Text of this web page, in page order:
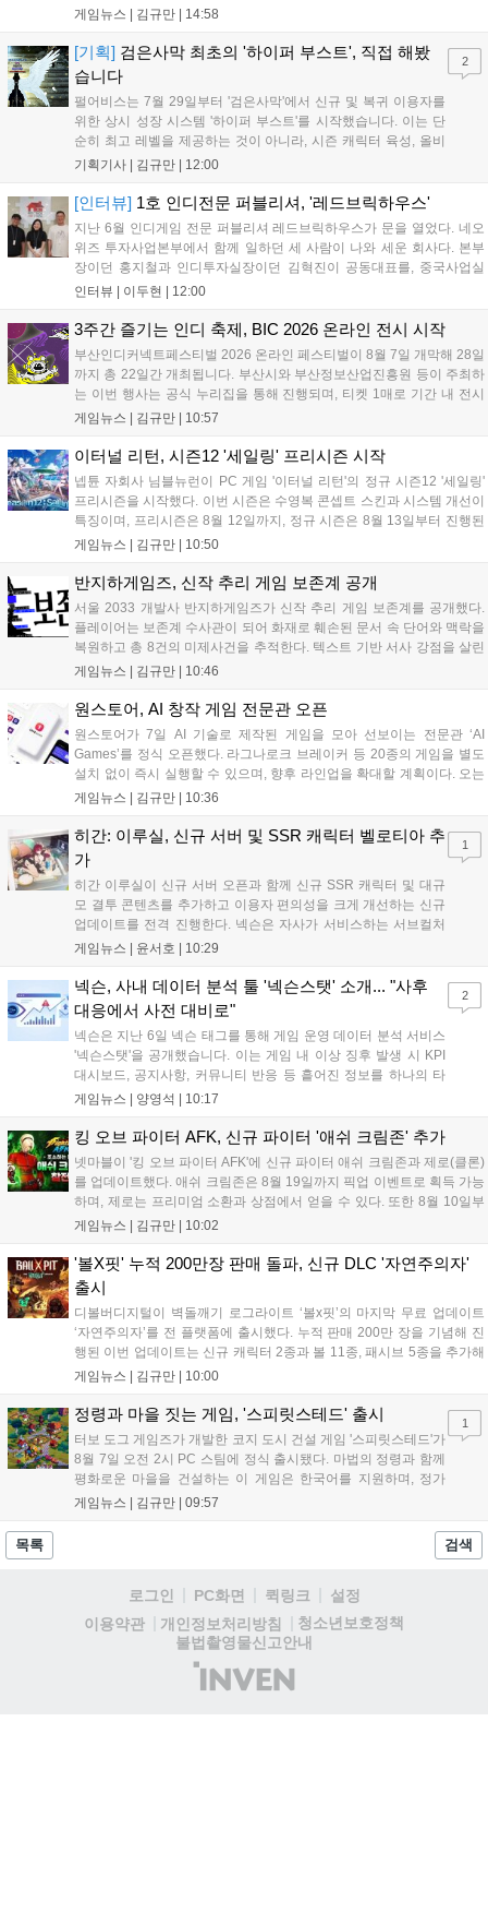
경성 배경의 신작 그날의 신문이 출시되며, 15일부터 17일까지는 국내
은 공식 페이지에서 확인 가능하다....
게임뉴스 | 김규만 | 14:58
[기획] 검은사막 최초의 '하이퍼 부스트', 직접 해봤
습니다
펄어비스는 7월 29일부터 '검은사막'에서 신규 및 복귀 이용자를
위한 상시 성장 시스템 '하이퍼 부스트'를 시작했습니다. 이는 단
순히 최고 레벨을 제공하는 것이 아니라, 시즌 캐릭터 육성, 올비
아 아카데미 수료, 아침의 나라 설화 진행 등 4단계 과정을 통해
용자는 과제를 완수하며 동(V) 투발라 장비와 검은별 무기, 카라
기획기사 | 김규만 | 12:00
2
[인터뷰] 1호 인디전문 퍼블리셔, '레드브릭하우스'
지난 6월 인디게임 전문 퍼블리셔 레드브릭하우스가 문을 열었다. 네오
위즈 투자사업본부에서 함께 일하던 세 사람이 나와 세운 회사다. 본부
장이던 홍지철과 인디투자실장이던 김혁진이 공동대표를, 중국사업실
장이던 이민정이 이사를 맡았다. 출범 한 달여 만에 위메이드맥스의 전
들어왔다. 서비스 중인...
인터뷰 | 이두현 | 12:00
3주간 즐기는 인디 축제, BIC 2026 온라인 전시 시작
부산인디커넥트페스티벌 2026 온라인 페스티벌이 8월 7일 개막해 28일
까지 총 22일간 개최됩니다. 부산시와 부산정보산업진흥원 등이 주최하
는 이번 행사는 공식 누리집을 통해 진행되며, 티켓 1매로 기간 내 전시
작을 제한 없이 체험할 수 있습니다. 일반 및 루키 부문 등 다양한 인디게
세계 누구나 참여 가능한 이번 행사는 역대 최대 규모로 열려 인디게임
게임뉴스 | 김규만 | 10:57
이터널 리턴, 시즌12 '세일링' 프리시즌 시작
넵튠 자회사 님블뉴런이 PC 게임 '이터널 리턴'의 정규 시즌12 '세일링'
프리시즌을 시작했다. 이번 시즌은 수영복 콘셉트 스킨과 시스템 개선이
특징이며, 프리시즌은 8월 12일까지, 정규 시즌은 8월 13일부터 진행된
다. 실험체 관찰일지 추가와 후반부 전략 강화를 위한 다중 크로노 스피
대를 모으고 있다....
게임뉴스 | 김규만 | 10:50
반지하게임즈, 신작 추리 게임 보존계 공개
서울 2033 개발사 반지하게임즈가 신작 추리 게임 보존계를 공개했다.
플레이어는 보존계 수사관이 되어 화재로 훼손된 문서 속 단어와 맥락을
복원하고 총 8건의 미제사건을 추적한다. 텍스트 기반 서사 강점을 살린
이번 게임은 정보 조합과 사건 재구성이 핵심이며, 현재 스팀 상점 페이
개발에 박차를 가하고 있다....
게임뉴스 | 김규만 | 10:46
원스토어, AI 창작 게임 전문관 오픈
원스토어가 7일 AI 기술로 제작된 게임을 모아 선보이는 전문관 ‘AI
Games’를 정식 오픈했다. 라그나로크 브레이커 등 20종의 게임을 별도
설치 없이 즉시 실행할 수 있으며, 향후 라인업을 확대할 계획이다. 오는
11일부터는 게임 실행 시 할인 쿠폰을 지급하는 오픈 기념 이벤트도 진
있는 환경을 조성해 창작자와 이용자 모두에게 새로운 경험을 제공할 것
으로 기대된다....
게임뉴스 | 김규만 | 10:36
히간: 이루실, 신규 서버 및 SSR 캐릭터 벨로티아 추
가
히간 이루실이 신규 서버 오픈과 함께 신규 SSR 캐릭터 및 대규
모 결투 콘텐츠를 추가하고 이용자 편의성을 크게 개선하는 신규
업데이트를 전격 진행한다. 넥슨은 자사가 서비스하는 서브컬처
게임 히간 이루실에 신규 서버 'world3'을 개설하고 신규 캐릭터
이번 업데이트를 통해 어둠 속 서큐버스...
게임뉴스 | 윤서호 | 10:29
1
넥슨, 사내 데이터 분석 툴 '넥슨스탯' 소개... "사후
대응에서 사전 대비로"
넥슨은 지난 6일 넥슨 태그를 통해 게임 운영 데이터 분석 서비스
'넥슨스탯'을 공개했습니다. 이는 게임 내 이상 징후 발생 시 KPI
대시보드, 공지사항, 커뮤니티 반응 등 흩어진 정보를 하나의 타
임라인에 연결해 원인을 빠르게 파악하도록 돕는 관제 허브입니
중심의 운영 방식을 사전 대비 체계로 전환하며 데이터 기반의 효
게임뉴스 | 양영석 | 10:17
2
킹 오브 파이터 AFK, 신규 파이터 '애쉬 크림존' 추가
넷마블이 '킹 오브 파이터 AFK'에 신규 파이터 애쉬 크림존과 제로(클론)
를 업데이트했다. 애쉬 크림존은 8월 19일까지 픽업 이벤트로 획득 가능
하며, 제로는 프리미엄 소환과 상점에서 얻을 수 있다. 또한 8월 10일부
터 14일까지 럭키 엘피 이벤트로 론을, 13일부터 26일까지 트로피칼 아
로 전략적 전투의 재미가 더욱 강화될 것으로 기대된다....
게임뉴스 | 김규만 | 10:02
'볼X핏' 누적 200만장 판매 돌파, 신규 DLC '자연주의자'
출시
디볼버디지털이 벽돌깨기 로그라이트 ‘볼x핏’의 마지막 무료 업데이트
‘자연주의자’를 전 플랫폼에 출시했다. 누적 판매 200만 장을 기념해 진
행된 이번 업데이트는 신규 캐릭터 2종과 볼 11종, 패시브 5종을 추가해
전략적 재미를 높였다. 게임은 PC와 콘솔, 모바일에서 한글판으로 즐길
라고 밝혀 향후 행보에 기대감을 모으고 있다. 상세 정보는 공식 홈페이
게임뉴스 | 김규만 | 10:00
정령과 마을 짓는 게임, '스피릿스테드' 출시
터보 도그 게임즈가 개발한 코지 도시 건설 게임 '스피릿스테드'가
8월 7일 오전 2시 PC 스팀에 정식 출시됐다. 마법의 정령과 함께
평화로운 마을을 건설하는 이 게임은 한국어를 지원하며, 정가
10,700원에서 10% 할인된 9,630원에 판매된다. 플레이어는 어
고 정령을 활용해 공동체를 성장시킬 수 있다. 따뜻한 손그림 그
래픽이 특징이며, 부담 없이 즐길 수 있는 힐링 게임으로 기대를
게임뉴스 | 김규만 | 09:57
1
목록 검색
로그인 PC화면 퀵링크
설정
이용약관
개인정보처리방침
청소년보호정책
불법촬영물신고안내
(주)
인